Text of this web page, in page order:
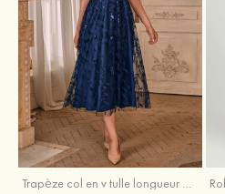
Trapèze col en v tulle longueur mollet robe de mère de la mariée avec appliqué paillettes ceinture